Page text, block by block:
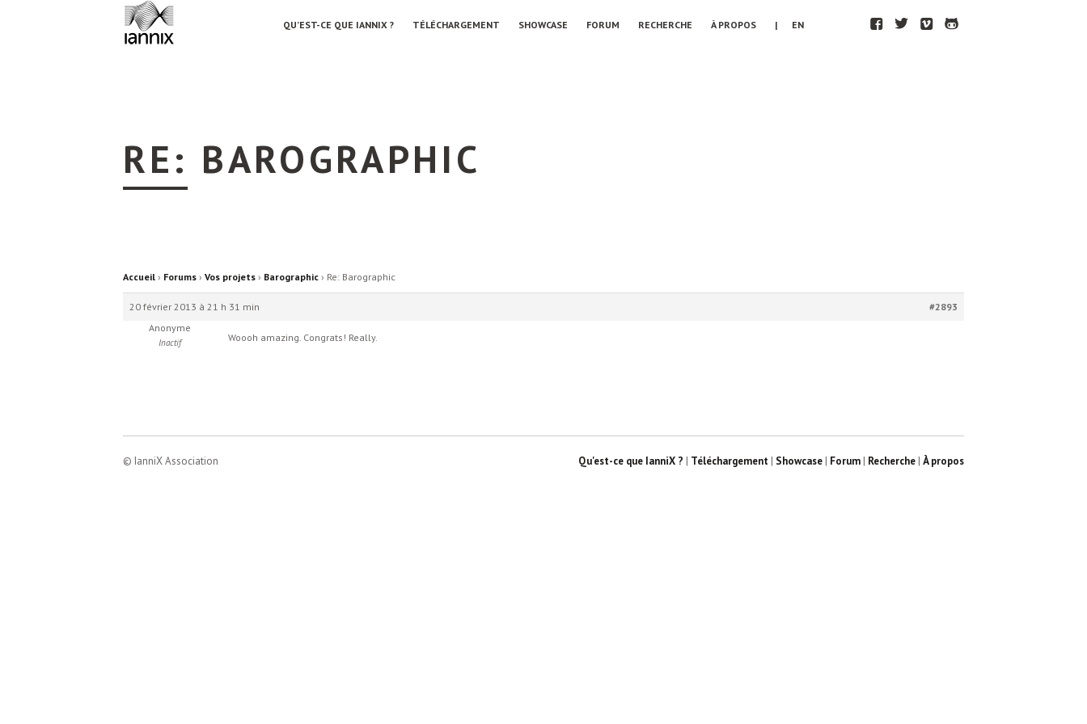
QU’EST-CE QUE IANNIX ? TÉLÉCHARGEMENT SHOWCASE FORUM RECHERCHE À PROPOS | EN F T V H
RE: BAROGRAPHIC
Accueil › Forums › Vos projets › Barographic › Re: Barographic
20 février 2013 à 21 h 31 min
#2893
Anonyme
Inactif Woooh amazing. Congrats! Really.
© IanniX Association Qu'est-ce que IanniX ? | Téléchargement | Showcase | Forum | Recherche | À propos